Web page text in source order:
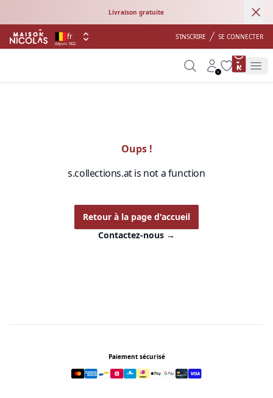
Livraison gratuite
depuis 1822
fr S'INSCRIRE SE CONNECTER
SearchAccount
Wishlist
Oups !
s.collections.at is not a function
Retour à la page d'accueil
Contactez-nous →
Paiement sécurisé